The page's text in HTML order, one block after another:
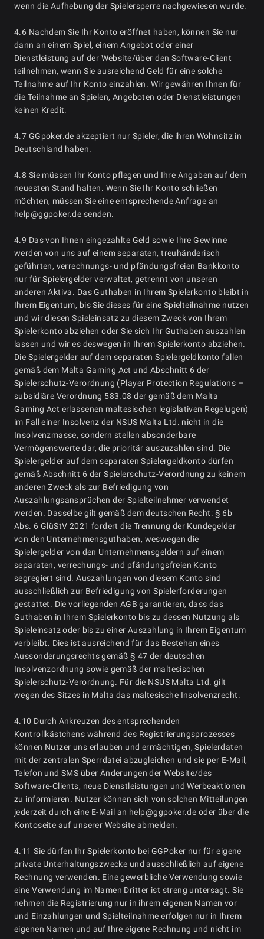
wenn die Aufhebung der Spielersperre nachgewiesen wurde.
4.6 Nachdem Sie Ihr Konto eröffnet haben, können Sie nur
dann an einem Spiel, einem Angebot oder einer
Dienstleistung auf der Website/über den Software-Client
teilnehmen, wenn Sie ausreichend Geld für eine solche
Teilnahme auf Ihr Konto einzahlen. Wir gewähren Ihnen für
die Teilnahme an Spielen, Angeboten oder Dienstleistungen
keinen Kredit.
4.7 GGpoker.de akzeptiert nur Spieler, die ihren Wohnsitz in
Deutschland haben.
4.8 Sie müssen Ihr Konto pflegen und Ihre Angaben auf dem
neuesten Stand halten. Wenn Sie Ihr Konto schließen
möchten, müssen Sie eine entsprechende Anfrage an
help@ggpoker.de senden.
4.9 Das von Ihnen eingezahlte Geld sowie Ihre Gewinne
werden von uns auf einem separaten, treuhänderisch
geführten, verrechnungs- und pfändungsfreien Bankkonto
nur für Spielergelder verwaltet, getrennt von unseren
anderen Aktiva. Das Guthaben in Ihrem Spielerkonto bleibt in
Ihrem Eigentum, bis Sie dieses für eine Spielteilnahme nutzen
und wir diesen Spieleinsatz zu diesem Zweck von Ihrem
Spielerkonto abziehen oder Sie sich Ihr Guthaben auszahlen
lassen und wir es deswegen in Ihrem Spielerkonto abziehen.
Die Spielergelder auf dem separaten Spielergeldkonto fallen
gemäß dem Malta Gaming Act und Abschnitt 6 der
Spielerschutz-Verordnung (Player Protection Regulations –
subsidiäre Verordnung 583.08 der gemäß dem Malta
Gaming Act erlassenen maltesischen legislativen Regelugen)
im Fall einer Insolvenz der NSUS Malta Ltd. nicht in die
Insolvenzmasse, sondern stellen absonderbare
Vermögenswerte dar, die prioritär auszuzahlen sind. Die
Spielergelder auf dem separaten Spielergeldkonto dürfen
gemäß Abschnitt 6 der Spielerschutz-Verordnung zu keinem
anderen Zweck als zur Befriedigung von
Auszahlungsansprüchen der Spielteilnehmer verwendet
werden. Dasselbe gilt gemäß dem deutschen Recht: § 6b
Abs. 6 GlüStV 2021 fordert die Trennung der Kundegelder
von den Unternehmensguthaben, weswegen die
Spielergelder von den Unternehmensgeldern auf einem
separaten, verrechungs- und pfändungsfreien Konto
segregiert sind. Auszahlungen von diesem Konto sind
ausschließlich zur Befriedigung von Spielerforderungen
gestattet. Die vorliegenden AGB garantieren, dass das
Guthaben in Ihrem Spielerkonto bis zu dessen Nutzung als
Spieleinsatz oder bis zu einer Auszahlung in Ihrem Eigentum
verbleibt. Dies ist ausreichend für das Bestehen eines
Aussonderungsrechts gemäß § 47 der deutschen
Insolvenzordnung sowie gemäß der maltesischen
Spielerschutz-Verordnung. Für die NSUS Malta Ltd. gilt
wegen des Sitzes in Malta das maltesische Insolvenzrecht.
4.10 Durch Ankreuzen des entsprechenden
Kontrollkästchens während des Registrierungsprozesses
können Nutzer uns erlauben und ermächtigen, Spielerdaten
mit der zentralen Sperrdatei abzugleichen und sie per E-Mail,
Telefon und SMS über Änderungen der Website/des
Software-Clients, neue Dienstleistungen und Werbeaktionen
zu informieren. Nutzer können sich von solchen Mitteilungen
jederzeit durch eine E-Mail an help@ggpoker.de oder über die
Kontoseite auf unserer Website abmelden.
4.11 Sie dürfen Ihr Spielerkonto bei GGPoker nur für eigene
private Unterhaltungszwecke und ausschließlich auf eigene
Rechnung verwenden. Eine gewerbliche Verwendung sowie
eine Verwendung im Namen Dritter ist streng untersagt. Sie
nehmen die Registrierung nur in ihrem eigenen Namen vor
und Einzahlungen und Spielteilnahme erfolgen nur in Ihrem
eigenen Namen und auf Ihre eigene Rechnung und nicht im